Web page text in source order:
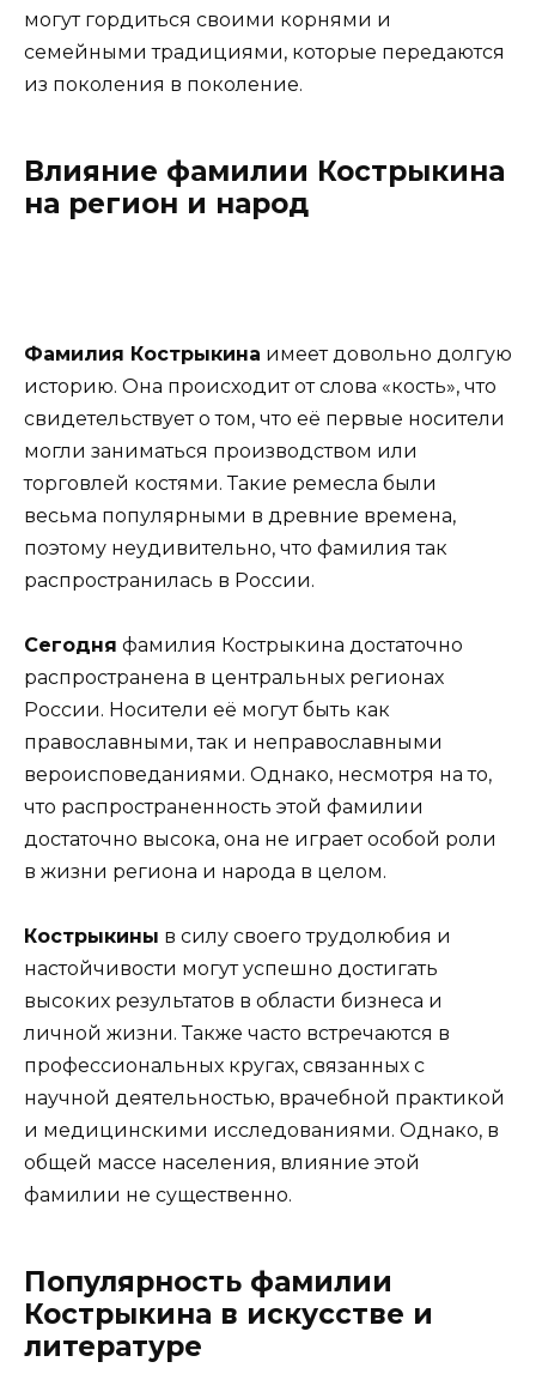
могут гордиться своими корнями и
семейными традициями, которые передаются
из поколения в поколение.
Влияние фамилии Кострыкина
на регион и народ
Фамилия Кострыкина имеет довольно долгую
историю. Она происходит от слова «кость», что
свидетельствует о том, что её первые носители
могли заниматься производством или
торговлей костями. Такие ремесла были
весьма популярными в древние времена,
поэтому неудивительно, что фамилия так
распространилась в России.
Сегодня фамилия Кострыкина достаточно
распространена в центральных регионах
России. Носители её могут быть как
православными, так и неправославными
вероисповеданиями. Однако, несмотря на то,
что распространенность этой фамилии
достаточно высока, она не играет особой роли
в жизни региона и народа в целом.
Кострыкины в силу своего трудолюбия и
настойчивости могут успешно достигать
высоких результатов в области бизнеса и
личной жизни. Также часто встречаются в
профессиональных кругах, связанных с
научной деятельностью, врачебной практикой
и медицинскими исследованиями. Однако, в
общей массе населения, влияние этой
фамилии не существенно.
Популярность фамилии
Кострыкина в искусстве и
литературе